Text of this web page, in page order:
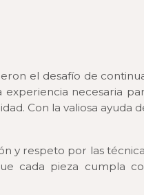
el desafío de
necesaria
Con la valiosa ayuda
y respeto por las
cada pieza cumpla